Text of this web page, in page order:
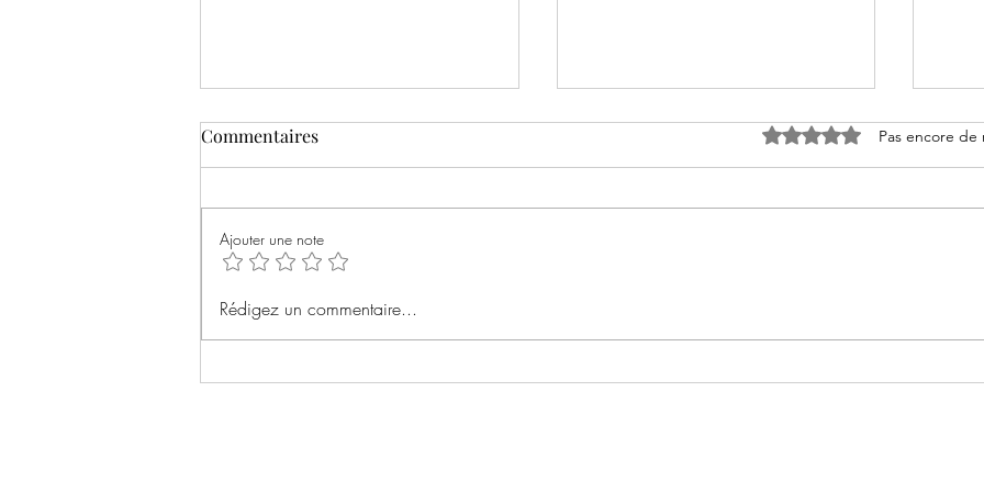
🎙️ CHRISTOPHE ROYER : L’
INTERVIEW !
Commentaires Noté 0 étoile sur 5.Pas encore de
Ajouter une note
Rédigez un commentaire...